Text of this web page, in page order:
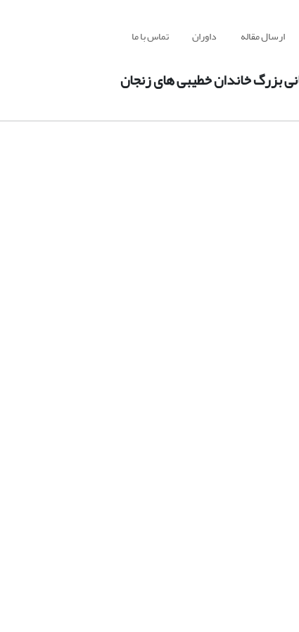
ارسال مقاله داوران تماس با ما